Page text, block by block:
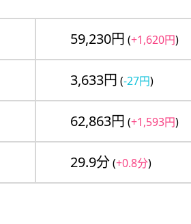
59,230円 (+1,620円)
3,633円 (-27円)
62,863円 (+1,593円)
29.9分(+0.8分)